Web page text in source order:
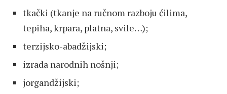
tkački (tkanje na ručnom razboju ćilima,
tepiha, krpara, platna, svile…);
terzijsko-abadžijski;
izrada narodnih nošnji;
jorgandžijski;